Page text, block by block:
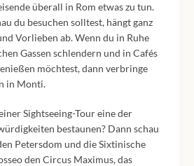
überall in Rom etwas zu tun.
du besuchen solltest, hängt ganz
Vorlieben ab. Wenn du in Ruhe
Gassen schlendern und in Cafés
möchtest, dann verbringe
in Monti.
Sightseeing-Tour eine der
bestaunen? Dann schau
Petersdom und die Sixtinische
den Circus Maximus, das